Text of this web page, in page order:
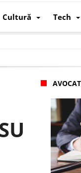
Cultură Tech
fiscalității